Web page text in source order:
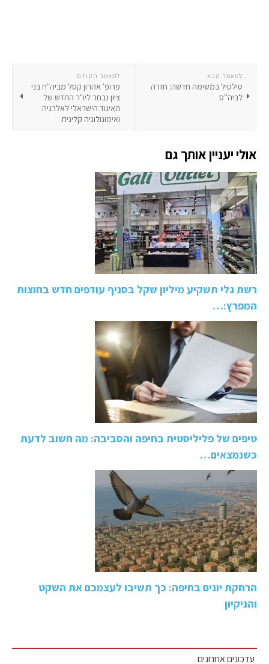
למאמר הקודם
פרופ' אהרון קסל מביה"ח בני
ציון נבחר ליו"ר החדש של
האיגוד הישראלי לאלרגיה
ואימונולוגיה קלינית
למאמר הבא
טילטיל במשימה חדשה: חזרה
לביה''ס
אולי יעניין אותך גם
רשת גלי תשקיע מיליון שקל בסניף עודפים חדש בחוצות
המפרץ:…
טיפים של פליליסטית בחיפה והסביבה: מה חשוב לדעת
כשנמצאים…
הרחקת יונים בחיפה: כך תשיבו לעצמכם את השקט
והניקיון
עדכונים אחרונים